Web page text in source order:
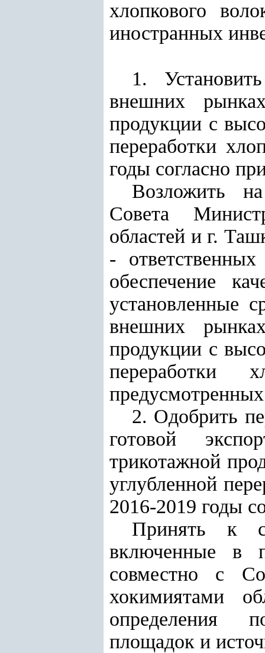
хлопкового
иностранных
1.
внешних
продукции с
переработки
годы согласно
Возложить
Совета
областей и г.
- ответственных
обеспечение
установленные
внешних
продукции с
переработки
2. Одобрить
готовой
трикотажной
углубленной
2016-2019 годы
Принять к
включенные в
совместно с
хокимиятами
определения
площадок и